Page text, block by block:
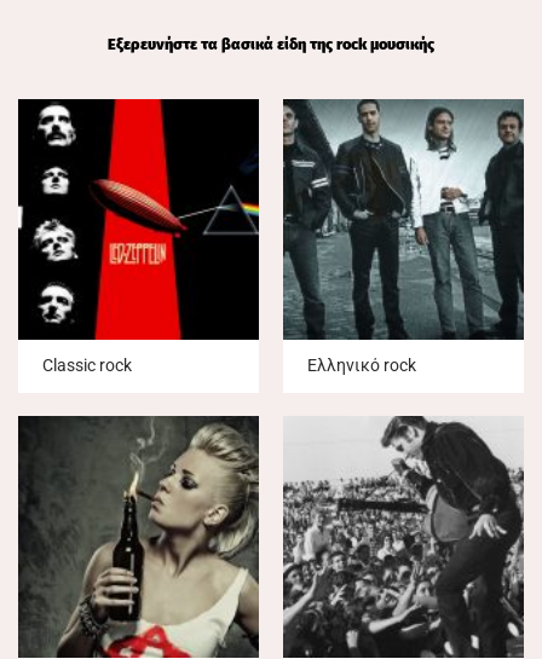
Εξερευνήστε τα βασικά είδη της rock μουσικής
Classic rock Ελληνικό rock